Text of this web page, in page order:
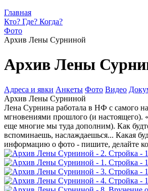
Главная
Кто? Где? Когда?
Фото
Архив Лены Сурниной
Архив Лены
Адреса и явки Анкеты Фото Видео
Архив Лены Сурниной
Лена Сурнина работала в НФ с самого
мгновениями прошлого (и настоящего).
еще многие мы туда дополним). Как
вспоминаешь, наслаждаешься... Какая
информацию о фото - пишите, делайте